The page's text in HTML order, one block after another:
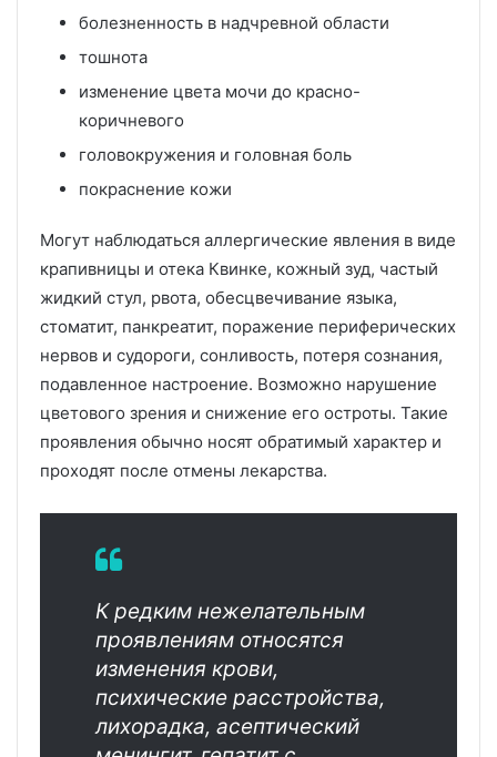
болезненность в надчревной области
тошнота
изменение цвета мочи до красно-
коричневого
головокружения и головная боль
покраснение кожи
Могут наблюдаться аллергические явления в виде
крапивницы и отека Квинке, кожный зуд, частый
жидкий стул, рвота, обесцвечивание языка,
стоматит, панкреатит, поражение периферических
нервов и судороги, сонливость, потеря сознания,
подавленное настроение. Возможно нарушение
цветового зрения и снижение его остроты. Такие
проявления обычно носят обратимый характер и
проходят после отмены лекарства.
К редким нежелательным
проявлениям относятся
изменения крови,
психические расстройства,
лихорадка, асептический